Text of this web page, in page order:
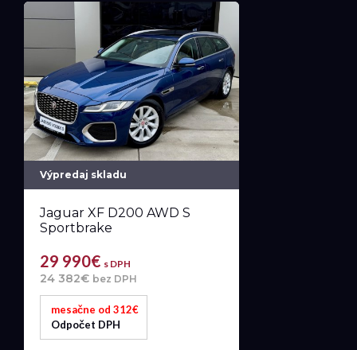
Výpredaj skladu
Jaguar XF D200 AWD S
Sportbrake
29 990€ s DPH
24 382€ bez DPH
mesačne od 312€
Odpočet DPH